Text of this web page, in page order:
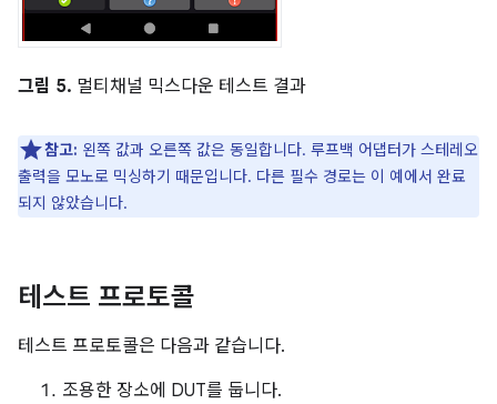
그림 5. 멀티채널 믹스다운 테스트 결과
참고: 왼쪽 값과 오른쪽 값은 동일합니다. 루프백 어댑터가 스테레오
출력을 모노로 믹싱하기 때문입니다. 다른 필수 경로는 이 예에서 완료
되지 않았습니다.
테스트 프로토콜
테스트 프로토콜은 다음과 같습니다.
조용한 장소에 DUT를 둡니다.